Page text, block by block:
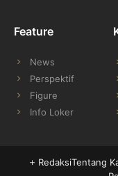
Feature
News
Perspektif
Figure
Info Loker
RedaksiTentang